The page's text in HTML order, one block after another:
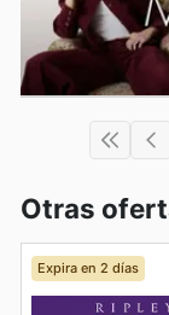
Otras
Expira en 2 días